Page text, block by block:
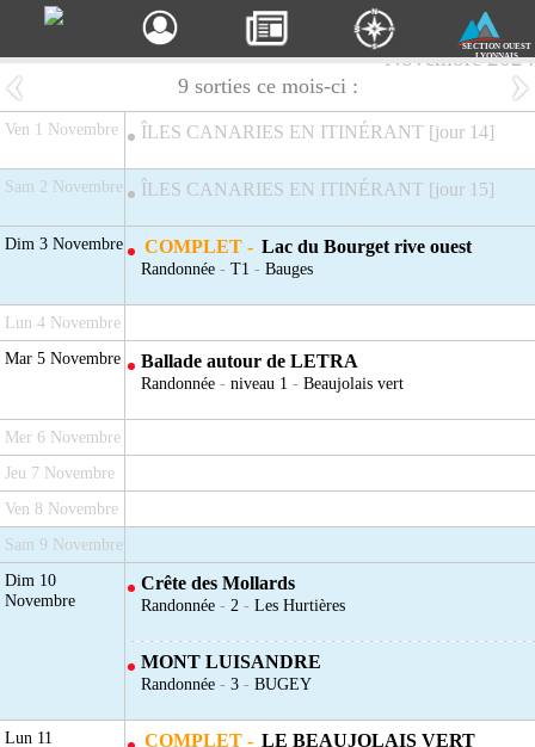
SECTION OUEST
LYONNAIS
Novembre 2024
9 sorties ce mois-ci :
Ven 1 Novembre ÎLES CANARIES EN ITINÉRANT [jour 14]
Sam 2 Novembre ÎLES CANARIES EN ITINÉRANT [jour 15]
Dim 3 Novembre COMPLET - Lac du Bourget rive ouest
Randonnée - T1 - Bauges
Lun 4 Novembre
Mar 5 Novembre
Ballade autour de LETRA
Randonnée - niveau 1 - Beaujolais vert
Mer 6 Novembre
Jeu 7 Novembre
Ven 8 Novembre
Sam 9 Novembre
Dim 10
Novembre
Crête des Mollards
Randonnée - 2 - Les Hurtières
MONT LUISANDRE
Randonnée - 3 - BUGEY
Lun 11
COMPLET - LE BEAUJOLAIS VERT